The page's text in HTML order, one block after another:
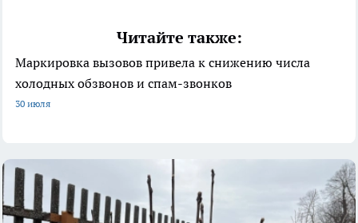
Читайте также:
Маркировка вызовов привела к снижению числа
холодных обзвонов и спам-звонков
30 июля